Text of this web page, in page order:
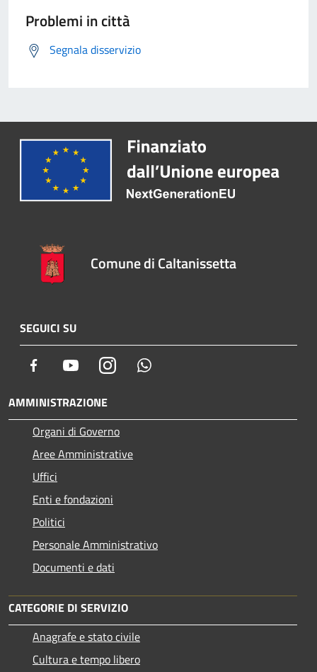
Problemi in città
Segnala disservizio
Comune di Caltanissetta
SEGUICI SU
Facebook YoutubeInstagram
AMMINISTRAZIONE
Organi di Governo
Aree Amministrative
Uffici
Enti e fondazioni
Politici
Personale Amministrativo
Documenti e dati
CATEGORIE DI SERVIZIO
Anagrafe e stato civile
Cultura e tempo libero